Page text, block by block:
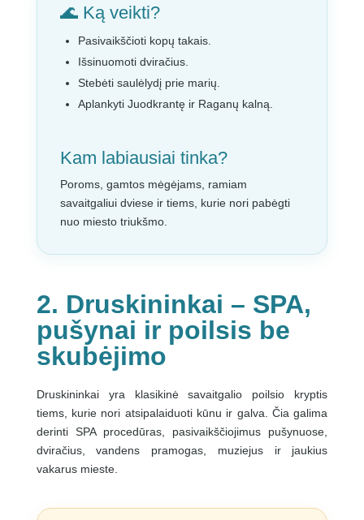
🌊 Ką veikti?
Pasivaikščioti kopų takais.
Išsinuomoti dviračius.
Stebėti saulėlydį prie marių.
Aplankyti Juodkrantę ir Raganų kalną.
Kam labiausiai tinka?
Poroms, gamtos mėgėjams, ramiam
savaitgaliui dviese ir tiems, kurie nori pabėgti
nuo miesto triukšmo.
2. Druskininkai – SPA,
pušynai ir poilsis be
skubėjimo
Druskininkai yra klasikinė savaitgalio poilsio kryptis
tiems, kurie nori atsipalaiduoti kūnu ir galva. Čia galima
derinti SPA procedūras, pasivaikščiojimus pušynuose,
dviračius, vandens pramogas, muziejus ir jaukius
vakarus mieste.